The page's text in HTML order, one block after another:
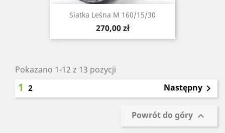
Siatka Leśna M 160/15/30
Cena
270,00 zł
Pokazano 1-12 z 13 pozycji
1 2 Następny 
Powrót do góry 